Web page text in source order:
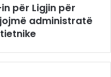
për Ligjin për
administratë